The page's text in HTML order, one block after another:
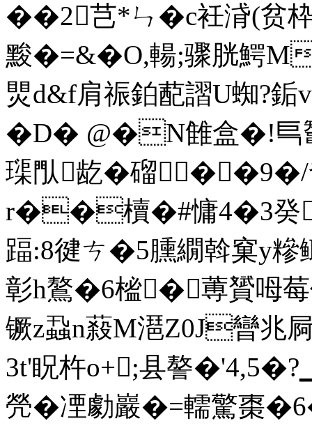
��2芑*ㄣ�c衽浳(
黢�=&�O,輰;骤胱鰐
煛d&f肩祳鉑蓜謵U蜘?
�D� @�N雔盒�!
璖閄龁�磂��9�/
r��櫝�#慵4�3癸
踾:8徤ㄘ�5臐繝斡窠y
彰h鷔�6榓�蒪贇呣
镢z蝨n蔱M潖Z0J曫兆屙
3t'眖杵o+;县謷
焭�凐勮巖�=轜驚棗